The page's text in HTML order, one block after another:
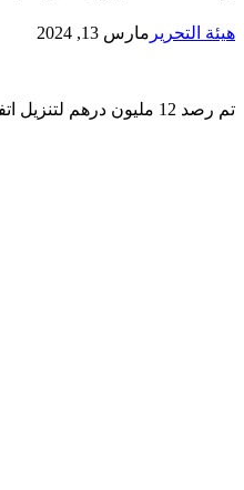
هيئة التحرير مارس 13, 2024
تم رصد 12 مليون درهم لتنزيل اتفاقية شراكة من أجل التثمين السياحي لمدينة شفشاون تضم شركاء متعددين .